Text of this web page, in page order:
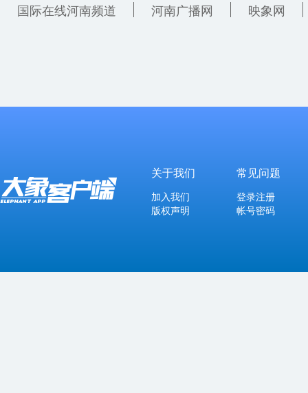
国际在线河南频道
河南广播网 映象网
关于我们
加入我们
版权声明
常见问题
登录注册
帐号密码